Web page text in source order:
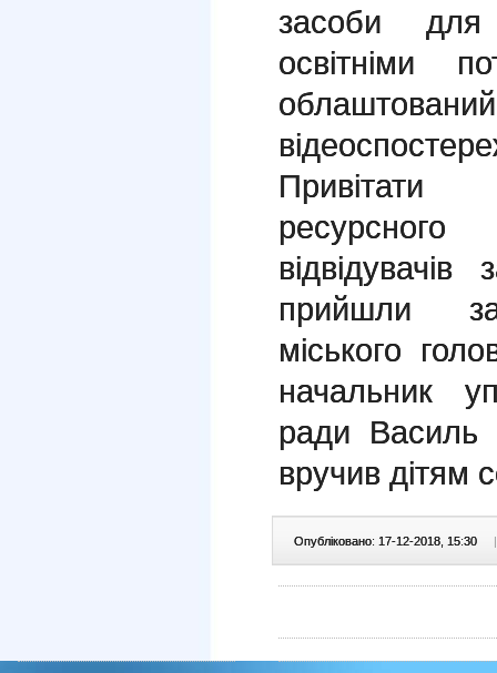
засоби
освітніми
Привітати
прийшли
міського
начальник
ради Василь
вручив дітям
Опубліковано: 17-12-2018, 15:30 |